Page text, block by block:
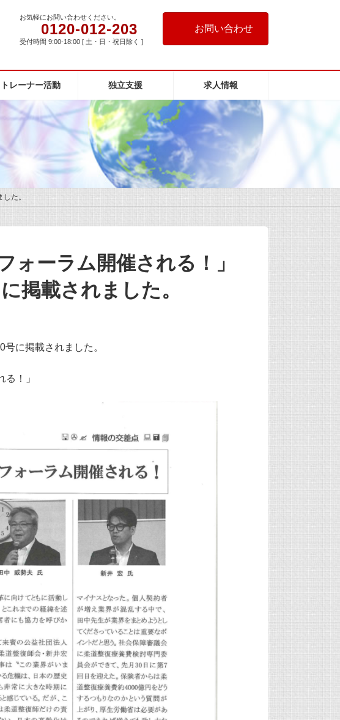
お気軽にお問い合わせください。
0120-012-203
受付時間 9:00-18:00 [ 土・日・祝日除く ]
お問い合わせ
トレーナー活動 独立支援 求人情報
た。
ォーラム開催される！」
掲載されました。
に掲載されました。
る！」